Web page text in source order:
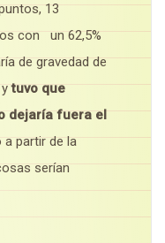
13
con un 62,5%
de gravedad de
ytuvo que
dejaría fuera el
a partir de la
serían